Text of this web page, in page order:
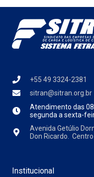
+55 49 3324-2381
sitran@sitran.org.br
Atendimento das
segunda a sexta-
Avenida Getúlio
Don Ricardo.
Institucional